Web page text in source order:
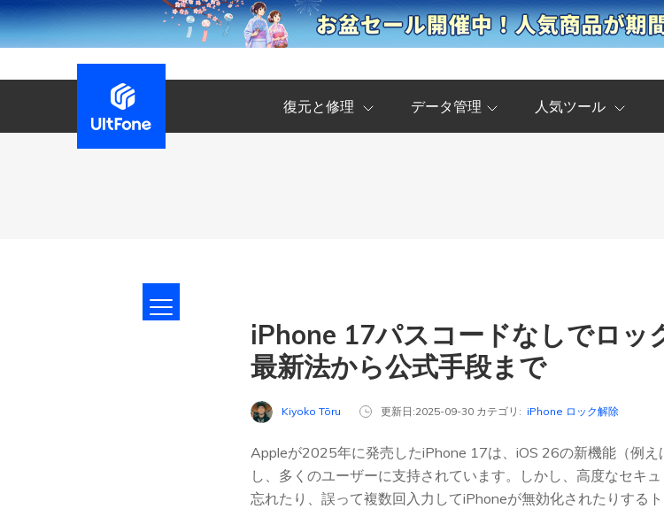
復元と修理 データ管理 人気ツール
iPhone 17パスコードなしでロッ
最新法から公式手段まで
Kiyoko Tōru 更新日:2025-09-30 カテゴリ: iPhone ロック解除
Appleが2025年に発売したiPhone 17は、iOS 26の新機能（例
し、多くのユーザーに支持されています。しかし、高度なセキ
忘れたり、誤って複数回入力してiPhoneが無効化されたりする